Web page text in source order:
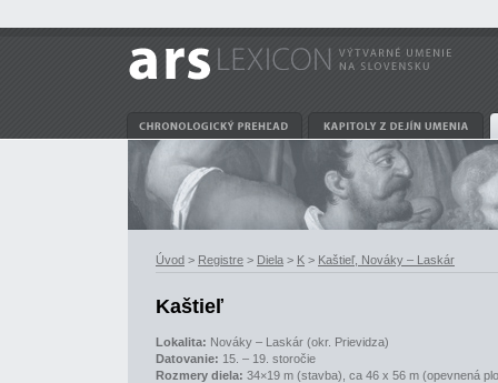
Úvod > Registre > Diela > K > Kaštieľ, Nováky – Laskár
Kaštieľ
Lokalita: Nováky – Laskár (okr. Prievidza)
Datovanie: 15. – 19. storočie
Rozmery diela: 34×19 m (stavba), ca 46 x 56 m (opevnená